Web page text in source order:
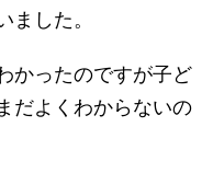
ました。
かったのですが子ど
だよくわからないの